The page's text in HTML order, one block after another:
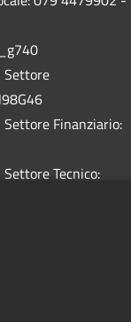
Settore
Finanziario:
Tecnico: